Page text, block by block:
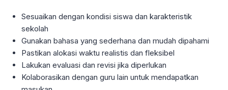
Sesuaikan dengan kondisi siswa dan karakteristik
sekolah
Gunakan bahasa yang sederhana dan mudah dipahami
Pastikan alokasi waktu realistis dan fleksibel
Lakukan evaluasi dan revisi jika diperlukan
Kolaborasikan dengan guru lain untuk mendapatkan